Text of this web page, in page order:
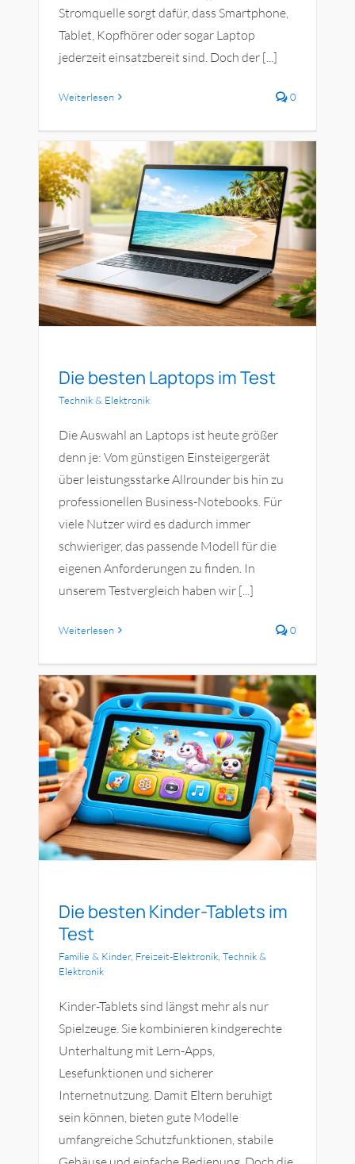
Stromquelle sorgt dafür, dass Smartphone,
Tablet, Kopfhörer oder sogar Laptop
jederzeit einsatzbereit sind. Doch der [...]
Weiterlesen 0
Die besten Laptops im Test
Technik & Elektronik
Die Auswahl an Laptops ist heute größer
denn je: Vom günstigen Einsteigergerät
über leistungsstarke Allrounder bis hin zu
professionellen Business-Notebooks. Für
viele Nutzer wird es dadurch immer
schwieriger, das passende Modell für die
eigenen Anforderungen zu finden. In
unserem Testvergleich haben wir [...]
Weiterlesen 0
Die besten Kinder-Tablets im
Test
Familie & Kinder, Freizeit-Elektronik, Technik &
Elektronik
Kinder-Tablets sind längst mehr als nur
Spielzeuge. Sie kombinieren kindgerechte
Unterhaltung mit Lern-Apps,
Lesefunktionen und sicherer
Internetnutzung. Damit Eltern beruhigt
sein können, bieten gute Modelle
umfangreiche Schutzfunktionen, stabile